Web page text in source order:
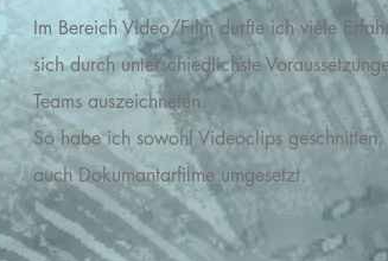
Im Bereich Video/Film durfte ich viele
sich durch unterschiedlichste
Teams auszeichneten.
So habe ich sowohl Videoclips
auch Dokumantarfilme umgesetzt.